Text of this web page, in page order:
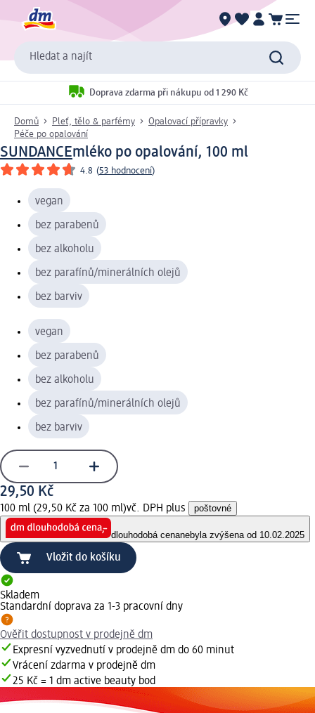
Hledat a najít
Doprava zdarma při nákupu od 1 290 Kč
Domů Pleť, tělo & parfémy
Opalovací přípravky
Péče po opalování
SUNDANCEmléko po opalování, 100 ml
4.8 (53 hodnocení)
vegan
bez parabenů
bez alkoholu
bez parafínů/minerálních olejů
bez barviv
vegan
bez parabenů
bez alkoholu
bez parafínů/minerálních olejů
bez barviv
29,50 Kč
100 ml (29,50 Kč za 100 ml)vč. DPH plus poštovné
dlouhodobá cenanebyla zvýšena od 10.02.2025
Vložit do košíku
Skladem
Standardní doprava za 1-3 pracovní dny
Ověřit dostupnost v prodejně dm
Expresní vyzvednutí v prodejně dm do 60 minut
Vrácení zdarma v prodejně dm
25 Kč = 1 dm active beauty bod